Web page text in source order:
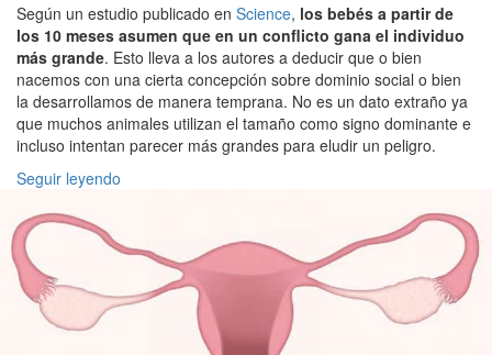
Según un estudio publicado en Science, los bebés a partir de
los 10 meses asumen que en un conflicto gana el individuo
más grande. Esto lleva a los autores a deducir que o bien
nacemos con una cierta concepción sobre dominio social o bien
la desarrollamos de manera temprana. No es un dato extraño ya
que muchos animales utilizan el tamaño como signo dominante e
incluso intentan parecer más grandes para eludir un peligro.
Seguir leyendo